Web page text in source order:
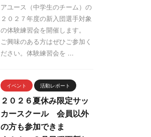
アユース（中学生のチーム）の
２０２７年度の新入団選手対象
の体験練習会を開催します。
ご興味のある方はぜひご参加く
ださい。体験練習会を ...
イベント 活動レポート
２０２６夏休み限定サッ
カースクール 会員以外
の方も参加できま